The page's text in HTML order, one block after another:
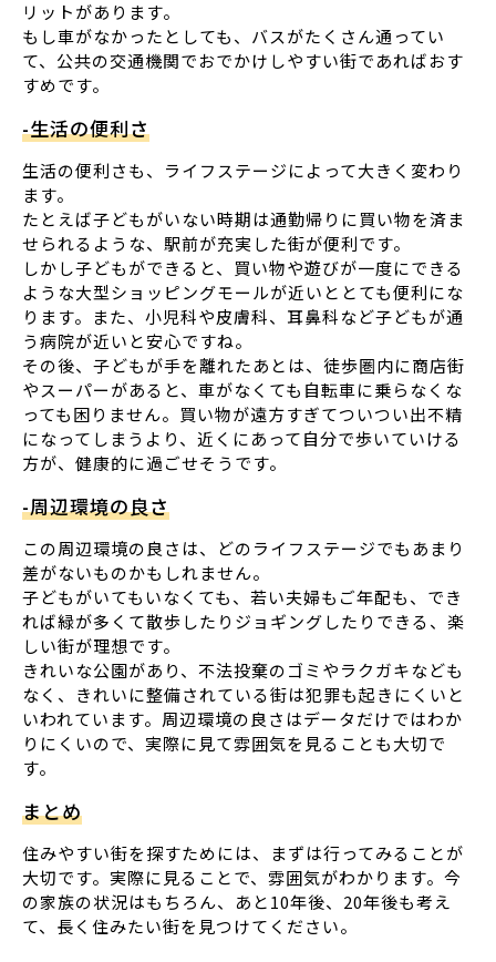
リットがあります。
もし車がなかったとしても、バスがたくさん通ってい
て、公共の交通機関でおでかけしやすい街であればおす
すめです。
-生活の便利さ
生活の便利さも、ライフステージによって大きく変わり
ます。
たとえば子どもがいない時期は通勤帰りに買い物を済ま
せられるような、駅前が充実した街が便利です。
しかし子どもができると、買い物や遊びが一度にできる
ような大型ショッピングモールが近いととても便利にな
ります。また、小児科や皮膚科、耳鼻科など子どもが通
う病院が近いと安心ですね。
その後、子どもが手を離れたあとは、徒歩圏内に商店街
やスーパーがあると、車がなくても自転車に乗らなくな
っても困りません。買い物が遠方すぎてついつい出不精
になってしまうより、近くにあって自分で歩いていける
方が、健康的に過ごせそうです。
-周辺環境の良さ
この周辺環境の良さは、どのライフステージでもあまり
差がないものかもしれません。
子どもがいてもいなくても、若い夫婦もご年配も、でき
れば緑が多くて散歩したりジョギングしたりできる、楽
しい街が理想です。
きれいな公園があり、不法投棄のゴミやラクガキなども
なく、きれいに整備されている街は犯罪も起きにくいと
いわれています。周辺環境の良さはデータだけではわか
りにくいので、実際に見て雰囲気を見ることも大切で
す。
まとめ
住みやすい街を探すためには、まずは行ってみることが
大切です。実際に見ることで、雰囲気がわかります。今
の家族の状況はもちろん、あと10年後、20年後も考え
て、長く住みたい街を見つけてください。